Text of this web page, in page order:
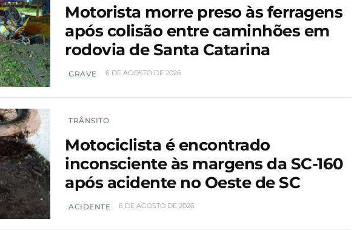
Motorista morre preso às ferragens
após colisão entre caminhões em
rodovia de Santa Catarina
GRAVE 6 DE AGOSTO DE 2026
TRÂNSITO
Motociclista é encontrado
inconsciente às margens da SC-160
após acidente no Oeste de SC
ACIDENTE 6 DE AGOSTO DE 2026